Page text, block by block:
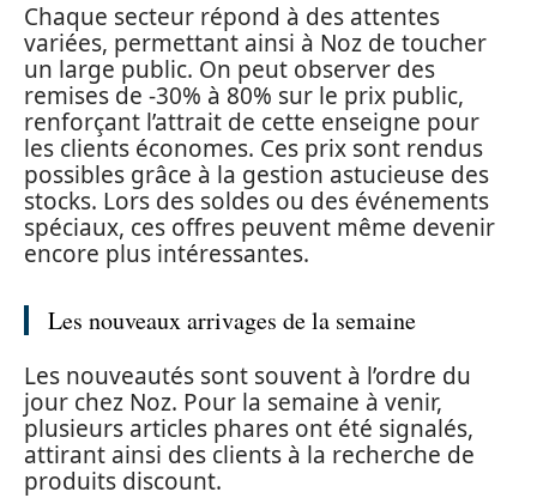
Chaque secteur répond à des attentes
variées, permettant ainsi à Noz de toucher
un large public. On peut observer des
remises de -30% à 80% sur le prix public,
renforçant l’attrait de cette enseigne pour
les clients économes. Ces prix sont rendus
possibles grâce à la gestion astucieuse des
stocks. Lors des soldes ou des événements
spéciaux, ces offres peuvent même devenir
encore plus intéressantes.
Les nouveaux arrivages de la semaine
Les nouveautés sont souvent à l’ordre du
jour chez Noz. Pour la semaine à venir,
plusieurs articles phares ont été signalés,
attirant ainsi des clients à la recherche de
produits discount.